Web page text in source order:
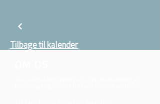
Tilbage til kalender